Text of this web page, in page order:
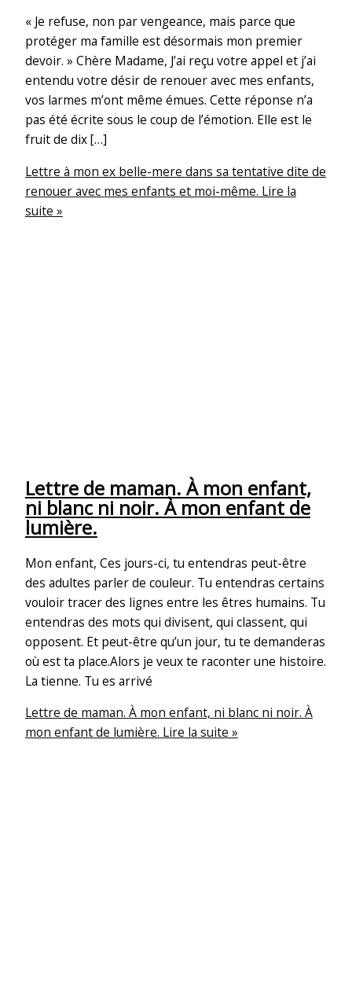
« Je refuse, non par vengeance, mais parce que
protéger ma famille est désormais mon premier
devoir. » Chère Madame, J’ai reçu votre appel et j’ai
entendu votre désir de renouer avec mes enfants,
vos larmes m’ont même émues. Cette réponse n’a
pas été écrite sous le coup de l’émotion. Elle est le
fruit de dix […]
Lettre à mon ex belle-mere dans sa tentative dite de
renouer avec mes enfants et moi-même. Lire la
suite »
Lettre de maman. À mon enfant,
ni blanc ni noir. À mon enfant de
lumière.
Mon enfant, Ces jours-ci, tu entendras peut-être
des adultes parler de couleur. Tu entendras certains
vouloir tracer des lignes entre les êtres humains. Tu
entendras des mots qui divisent, qui classent, qui
opposent. Et peut-être qu’un jour, tu te demanderas
où est ta place.Alors je veux te raconter une histoire.
La tienne. Tu es arrivé
Lettre de maman. À mon enfant, ni blanc ni noir. À
mon enfant de lumière. Lire la suite »